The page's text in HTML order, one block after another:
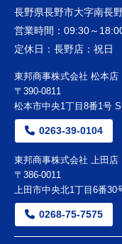
長野県長野市大字南長
営業時間： 09:30～
定休日： 長野店：祝日
東邦商事株式会社 松本店
〒390-0811
松本市中央1丁目8番1号
0263-39-0104
東邦商事株式会社 上田店
〒386-0011
上田市中央北1丁目6番30
0268-75-7575